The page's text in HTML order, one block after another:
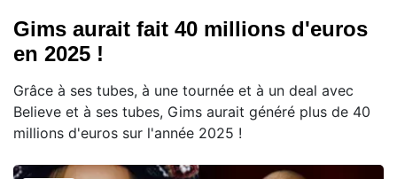
Gims aurait fait 40 millions d'euros
en 2025 !
Grâce à ses tubes, à une tournée et à un deal avec
Believe et à ses tubes, Gims aurait généré plus de 40
millions d'euros sur l'année 2025 !